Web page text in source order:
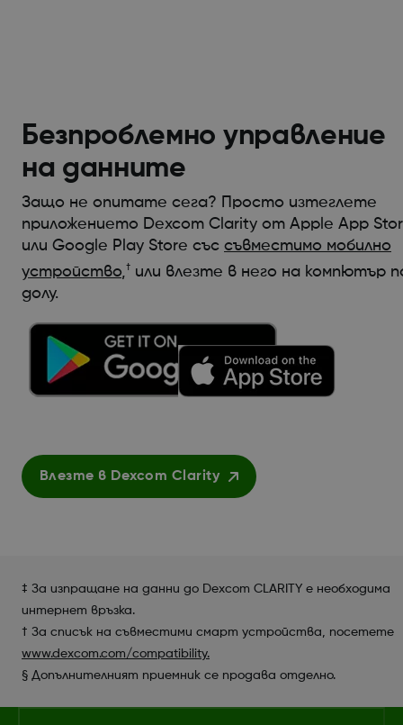
Безпроблемно управление
на данните
Защо не опитате сега? Просто изтеглете
приложението Dexcom Clarity от Apple App
или Google Play Store със съвместимо мобилно
устройство,† или влезте в него на компютър
долу.
Влезте в Dexcom Clarity
‡ За изпращане на данни до Dexcom CLARITY е необходима
интернет връзка.
† За списък на съвместими смарт устройства, посетете
www.dexcom.com/compatibility.
§ Допълнителният приемник се продава отделно.